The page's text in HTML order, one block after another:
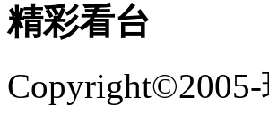
精彩看台